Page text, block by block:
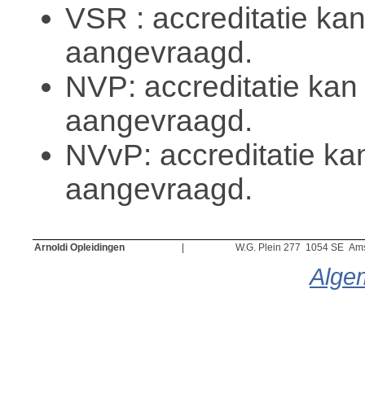
VSR : accreditatie
aangevraagd.
NVP: accreditatie
aangevraagd.
NVvP: accreditatie
aangevraagd.
Arnoldi Opleidingen | W.G. Plein 277 1054 SE